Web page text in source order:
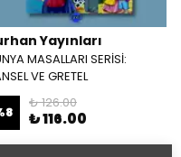
Yayınları
MASALLARI SERİSİ:
VE GRETEL
8
₺ 126.00
₺ 116.00